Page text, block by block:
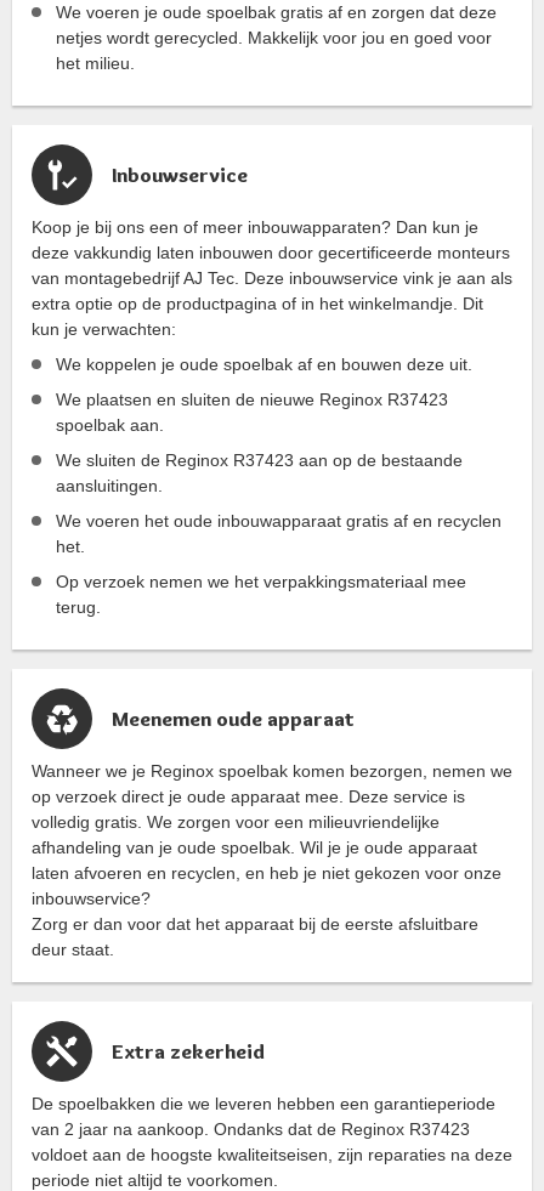
We voeren je oude spoelbak gratis af en zorgen dat deze
netjes wordt gerecycled. Makkelijk voor jou en goed voor
het milieu.
Inbouwservice
Koop je bij ons een of meer inbouwapparaten? Dan kun je
deze vakkundig laten inbouwen door gecertificeerde monteurs
van montagebedrijf AJ Tec. Deze inbouwservice vink je aan als
extra optie op de productpagina of in het winkelmandje. Dit
kun je verwachten:
We koppelen je oude spoelbak af en bouwen deze uit.
We plaatsen en sluiten de nieuwe Reginox R37423
spoelbak aan.
We sluiten de Reginox R37423 aan op de bestaande
aansluitingen.
We voeren het oude inbouwapparaat gratis af en recyclen
het.
Op verzoek nemen we het verpakkingsmateriaal mee
terug.
Meenemen oude apparaat
Wanneer we je Reginox spoelbak komen bezorgen, nemen we
op verzoek direct je oude apparaat mee. Deze service is
volledig gratis. We zorgen voor een milieuvriendelijke
afhandeling van je oude spoelbak. Wil je je oude apparaat
laten afvoeren en recyclen, en heb je niet gekozen voor onze
inbouwservice?
Zorg er dan voor dat het apparaat bij de eerste afsluitbare
deur staat.
Extra zekerheid
De spoelbakken die we leveren hebben een garantieperiode
van 2 jaar na aankoop. Ondanks dat de Reginox R37423
voldoet aan de hoogste kwaliteitseisen, zijn reparaties na deze
periode niet altijd te voorkomen.